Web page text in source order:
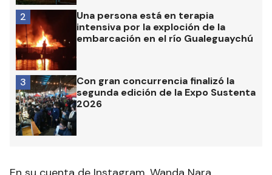
Una persona está en terapia
intensiva por la exploción de la
embarcación en el río Gualeguaychú
2
Con gran concurrencia finalizó la
segunda edición de la Expo Sustenta
2026
3